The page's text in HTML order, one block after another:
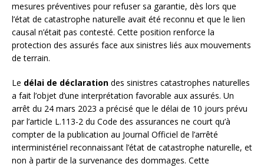
mesures préventives pour refuser sa garantie, dès lors que
l’état de catastrophe naturelle avait été reconnu et que le lien
causal n’était pas contesté. Cette position renforce la
protection des assurés face aux sinistres liés aux mouvements
de terrain.
Le délai de déclaration des sinistres catastrophes naturelles
a fait l’objet d’une interprétation favorable aux assurés. Un
arrêt du 24 mars 2023 a précisé que le délai de 10 jours prévu
par l’article L.113-2 du Code des assurances ne court qu’à
compter de la publication au Journal Officiel de l’arrêté
interministériel reconnaissant l’état de catastrophe naturelle, et
non à partir de la survenance des dommages. Cette